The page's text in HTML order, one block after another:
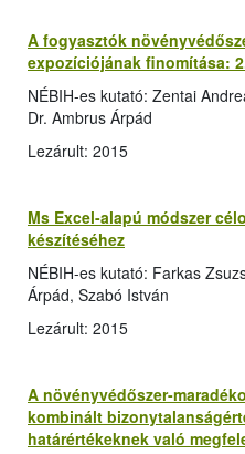
A fogyasztók
expozíciójának finomítása:
NÉBIH-es kutató: Zentai
Dr. Ambrus Árpád
Lezárult: 2015
Ms Excel-alapú módszer
készítéséhez
NÉBIH-es kutató: Farkas
Árpád, Szabó István
Lezárult: 2015
A növényvédőszer-
kombinált
határértékeknek való